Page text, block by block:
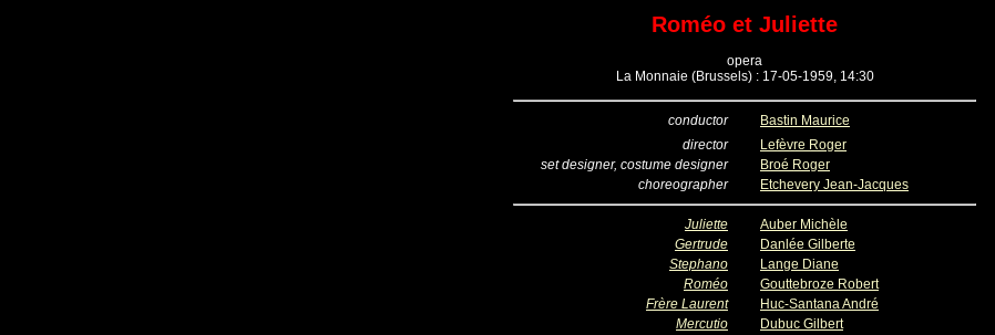
Roméo et Juliette
opera
La Monnaie (Brussels) : 17-05-1959, 14:30
conductor
Bastin Maurice
director
Lefèvre Roger
set designer, costume designer
Broé Roger
choreographer
Etchevery Jean-Jacques
Juliette
Auber Michèle
Gertrude
Danlée Gilberte
Stephano
Lange Diane
Roméo
Gouttebroze Robert
Frère Laurent
Huc-Santana André
Mercutio
Dubuc Gilbert